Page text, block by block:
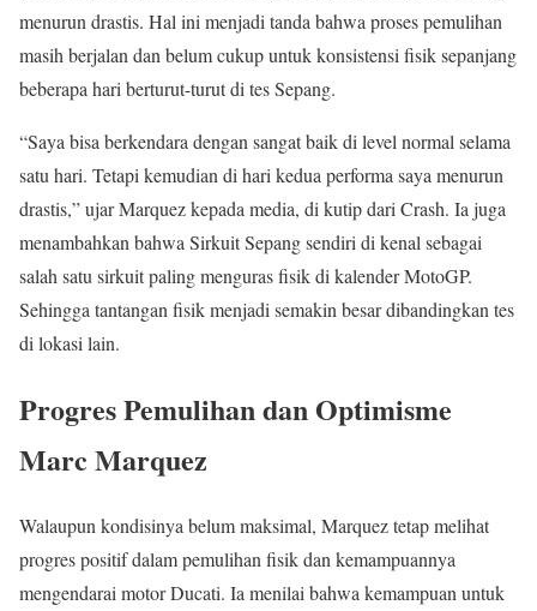
menurun drastis. Hal ini menjadi tanda bahwa proses pemulihan
masih berjalan dan belum cukup untuk konsistensi fisik sepanjang
beberapa hari berturut-turut di tes Sepang.
“Saya bisa berkendara dengan sangat baik di level normal selama
satu hari. Tetapi kemudian di hari kedua performa saya menurun
drastis,” ujar Marquez kepada media, di kutip dari Crash. Ia juga
menambahkan bahwa Sirkuit Sepang sendiri di kenal sebagai
salah satu sirkuit paling menguras fisik di kalender MotoGP.
Sehingga tantangan fisik menjadi semakin besar dibandingkan tes
di lokasi lain.
Progres Pemulihan dan Optimisme
Marc Marquez
Walaupun kondisinya belum maksimal, Marquez tetap melihat
progres positif dalam pemulihan fisik dan kemampuannya
mengendarai motor Ducati. Ia menilai bahwa kemampuan untuk